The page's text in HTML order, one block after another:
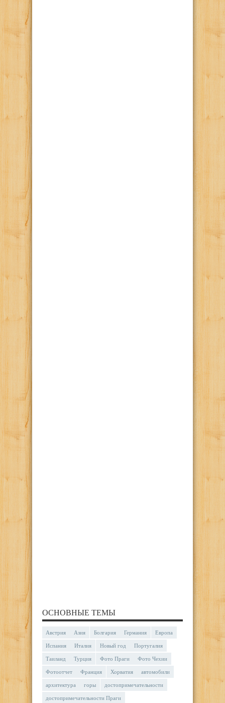
ОСНОВНЫЕ ТЕМЫ
Австрия Азия Болгария Германия Европа
Испания Италия Новый год Португалия
Таиланд Турция Фото Праги Фото Чехии
Фотоотчет Франция Хорватия автомобили
архитектура горы достопримечательности
достопримечательности Праги